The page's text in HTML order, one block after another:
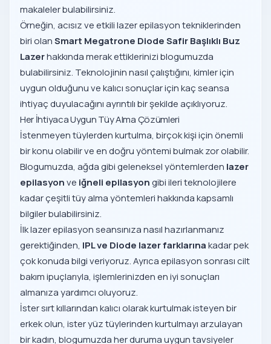
makaleler bulabilirsiniz.
Örneğin, acısız ve etkili lazer epilasyon tekniklerinden
biri olanSmart Megatrone Diode Safir Başlıklı Buz
Lazerhakkında merak ettiklerinizi blogumuzda
bulabilirsiniz. Teknolojinin nasıl çalıştığını, kimler için
uygun olduğunu ve kalıcı sonuçlar için kaç seansa
ihtiyaç duyulacağını ayrıntılı bir şekilde açıklıyoruz.
Her İhtiyaca Uygun Tüy Alma Çözümleri
İstenmeyen tüylerden kurtulma, birçok kişi için önemli
bir konu olabilir ve en doğru yöntemi bulmak zor olabilir.
Blogumuzda, ağda gibi geleneksel yöntemlerden lazer
epilasyonve iğneli epilasyongibi ileri teknolojilere
kadar çeşitli tüy alma yöntemleri hakkında kapsamlı
bilgiler bulabilirsiniz.
İlk lazer epilasyon seansınıza nasıl hazırlanmanız
gerektiğinden, IPL ve Diode lazer farklarınakadar pek
çok konuda bilgi veriyoruz. Ayrıca epilasyon sonrası cilt
bakım ipuçlarıyla, işlemlerinizden en iyi sonuçları
almanıza yardımcı oluyoruz.
İster sırt kıllarından kalıcı olarak kurtulmak isteyen bir
erkek olun, ister yüz tüylerinden kurtulmayı arzulayan
bir kadın, blogumuzda her duruma uygun tavsiyeler